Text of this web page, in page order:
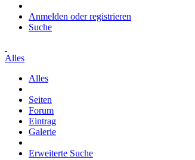
Anmelden oder registrieren
Suche
Alles
Alles
Seiten
Forum
Eintrag
Galerie
Erweiterte Suche